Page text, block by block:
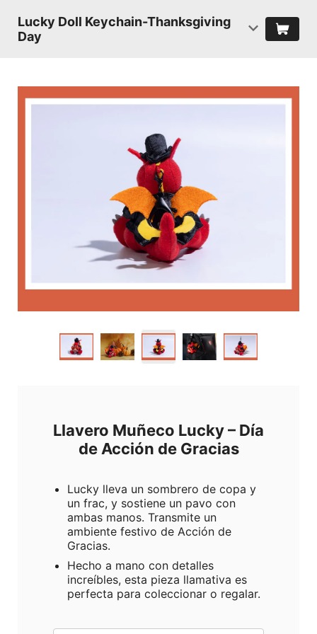
Lucky Doll Keychain-Thanksgiving
Day
Llavero Muñeco Lucky – Día
de Acción de Gracias
Lucky lleva un sombrero de copa y
un frac, y sostiene un pavo con
ambas manos. Transmite un
ambiente festivo de Acción de
Gracias.
Hecho a mano con detalles
increíbles, esta pieza llamativa es
perfecta para coleccionar o regalar.